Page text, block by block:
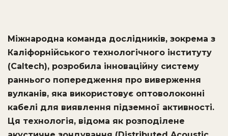
Міжнародна команда дослідників, зокрема з
Каліфорнійського технологічного інституту
(Caltech), розробила інноваційну систему
раннього попередження про виверження
вулканів, яка використовує оптоволоконні
кабелі для виявлення підземної активності.
Ця технологія, відома як розподілене